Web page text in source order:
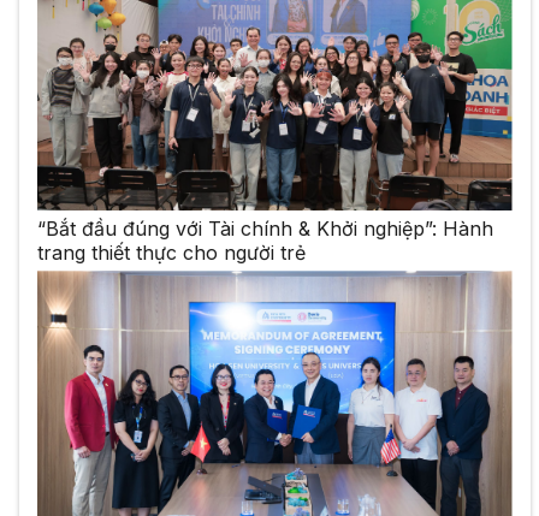
“Bắt đầu đúng với Tài chính & Khởi nghiệp”: Hành
trang thiết thực cho người trẻ